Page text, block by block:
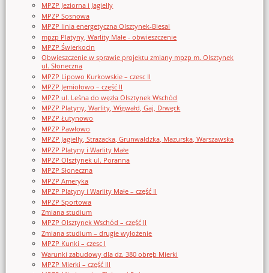
MPZP Jeziorna i Jagielly
MPZP Sosnowa
MPZP linia energetyczna Olsztynek-Biesal
mpzp Platyny, Warlity Małe - obwieszczenie
MPZP Świerkocin
Obwieszczenie w sprawie projektu zmiany mpzp m. Olsztynek
ul. Słoneczna
MPZP Lipowo Kurkowskie – czesc II
MPZP Jemiołowo – część II
MPZP ul. Leśna do węzła Olsztynek Wschód
MPZP Platyny, Warlity, Wigwałd, Gaj, Drwęck
MPZP Łutynowo
MPZP Pawłowo
MPZP Jagielly, Strazacka, Grunwaldzka, Mazurska, Warszawska
MPZP Platyny i Warlity Małe
MPZP Olsztynek ul. Poranna
MPZP Słoneczna
MPZP Ameryka
MPZP Platyny i Warlity Małe – część II
MPZP Sportowa
Zmiana studium
MPZP Olsztynek Wschód – część II
Zmiana studium – drugie wyłożenie
MPZP Kunki – czesc I
Warunki zabudowy dla dz. 380 obręb Mierki
MPZP Mierki – część III